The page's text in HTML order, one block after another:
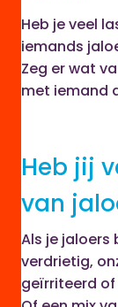
Heb je veel
iemands
Zeg er wat
met iemand
Heb jij
van
Als je jaloers
verdrietig,
geïrriteerd